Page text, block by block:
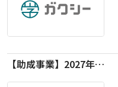
【助成事業】2027年度（通年）国際交流普及事業に関する助成金